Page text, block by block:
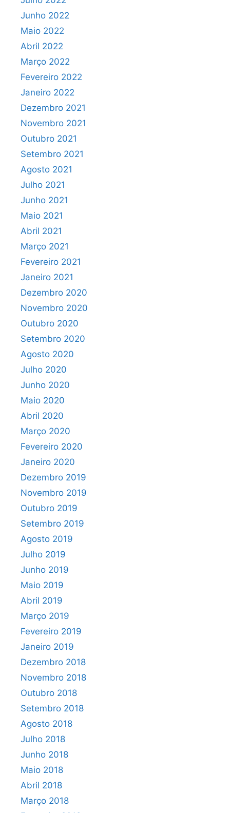
Junho 2022
Maio 2022
Abril 2022
Março 2022
Fevereiro 2022
Janeiro 2022
Dezembro 2021
Novembro 2021
Outubro 2021
Setembro 2021
Agosto 2021
Julho 2021
Junho 2021
Maio 2021
Abril 2021
Março 2021
Fevereiro 2021
Janeiro 2021
Dezembro 2020
Novembro 2020
Outubro 2020
Setembro 2020
Agosto 2020
Julho 2020
Junho 2020
Maio 2020
Abril 2020
Março 2020
Fevereiro 2020
Janeiro 2020
Dezembro 2019
Novembro 2019
Outubro 2019
Setembro 2019
Agosto 2019
Julho 2019
Junho 2019
Maio 2019
Abril 2019
Março 2019
Fevereiro 2019
Janeiro 2019
Dezembro 2018
Novembro 2018
Outubro 2018
Setembro 2018
Agosto 2018
Julho 2018
Junho 2018
Maio 2018
Abril 2018
Março 2018